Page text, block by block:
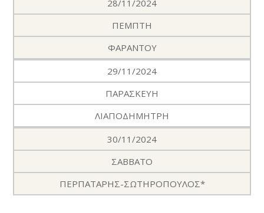
28/11/2024
ΠΕΜΠΤΗ
ΦΑΡΑΝΤΟΥ
29/11/2024
ΠΑΡΑΣΚΕΥΗ
ΛΙΑΠΟΔΗΜΗΤΡΗ
30/11/2024
ΣΑΒΒΑΤΟ
ΠΕΡΠΑΤΑΡΗΣ-ΣΩΤΗΡΟΠΟΥΛΟΣ*